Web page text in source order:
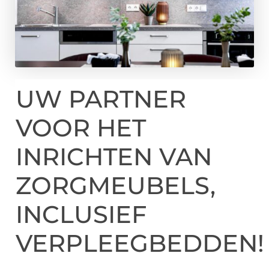
UW PARTNER
VOOR HET
INRICHTEN VAN
ZORGMEUBELS,
INCLUSIEF
VERPLEEGBEDDEN!